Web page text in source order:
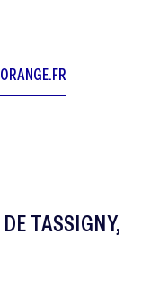
TASSIGNY,